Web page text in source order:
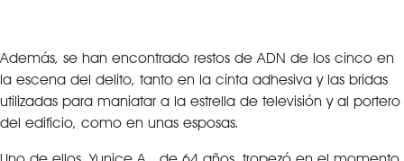
Además, se han encontrado restos de ADN de los cinco en
la escena del delito, tanto en la cinta adhesiva y las bridas
utilizadas para maniatar a la estrella de televisión y al portero
del edificio, como en unas esposas.